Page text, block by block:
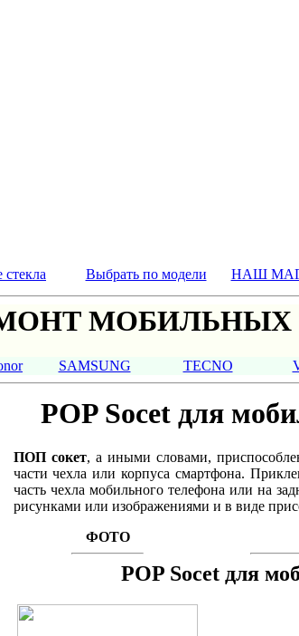
Выбрать по модели НАШ
МОБИЛЬНЫХ
SAMSUNG TECNO
POP Socet для
ПОП сокет, а иными словами,
части чехла или корпуса смартфона.
часть чехла мобильного телефона или на
рисунками или изображениями и в виде
ФОТО
POP Socet для